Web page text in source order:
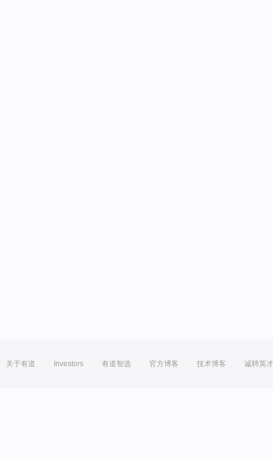
关于有道 Investors 有道智选 官方博客 技术博客 诚聘英才